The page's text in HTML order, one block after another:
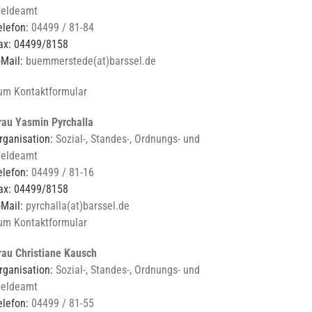
04499 / 81-84
04499/8158
Mail: buemmerstede(at)barssel.de
Kontaktformular
Yasmin Pyrchalla
Sozial-, Standes-, Ordnungs- und
04499 / 81-16
04499/8158
Mail: pyrchalla(at)barssel.de
Kontaktformular
Christiane Kausch
Sozial-, Standes-, Ordnungs- und
04499 / 81-55